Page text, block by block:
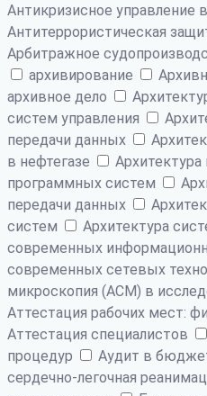
Антикризисное управление
Антитеррористическая
Арбитражное
архивирование
архивное дело
систем управления
передачи данных
в нефтегазе
программных систем
передачи данных
систем
Архитектура
современных
современных сетевых
микроскопия (АСМ) в
Аттестация рабочих мест:
Аттестация специалистов
процедур
Аудит в
сердечно-легочная